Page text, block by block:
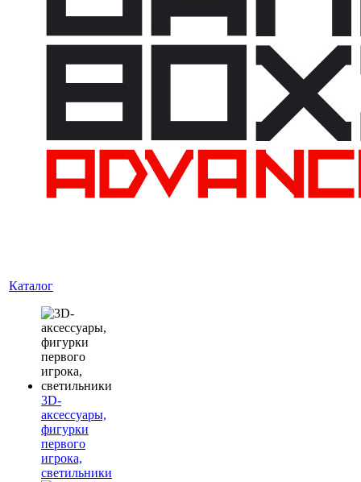
Каталог
3D-
аксессуары,
фигурки
первого
игрока,
светильники